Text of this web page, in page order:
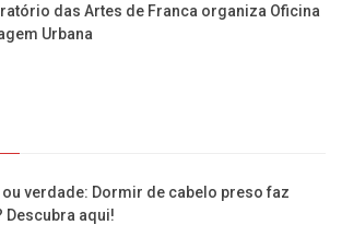
das Artes de Franca organiza Oficina
Urbana
ou verdade: Dormir de cabelo preso faz
Descubra aqui!